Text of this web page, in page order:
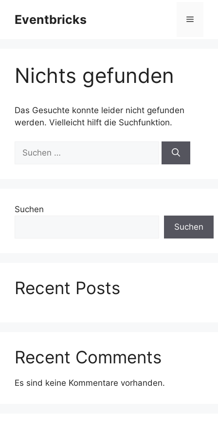
InhaltEventbricks Menü
Nichts gefunden
Das Gesuchte konnte leider nicht gefunden
werden. Vielleicht hilft die Suchfunktion.
nach:
Suchen
Suchen
Recent Posts
Recent Comments
Es sind keine Kommentare vorhanden.